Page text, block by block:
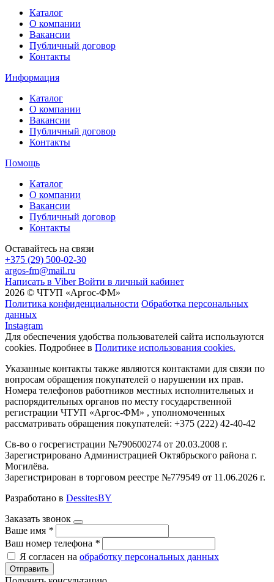
Каталог
О компании
Вакансии
Публичный договор
Контакты
Информация
Каталог
О компании
Вакансии
Публичный договор
Контакты
Помощь
Каталог
О компании
Вакансии
Публичный договор
Контакты
Оставайтесь на связи
+375 (29) 500-02-30
argos-fm@mail.ru
Написать в Viber Войти в личный кабинет
2026 © ЧТУП «Аргос-ФМ»
Политика конфиденциальности Обработка персональных
данных
Instagram
Для обеспечения удобства пользователей сайта используются
cookies. Подробнее в Политике использования cookies.
Указанные контакты также являются контактами для связи по
вопросам обращения покупателей о нарушении их прав.
Номера телефонов работников местных исполнительных и
распорядительных органов по месту государственной
регистрации ЧТУП «Аргос-ФМ» , уполномоченных
рассматривать обращения покупателей: +375 (222) 42-40-42
Св-во о госрегистрации №790600274 от 20.03.2008 г.
Зарегистрировано Администрацией Октябрьского района г.
Могилёва.
Зарегистрирован в торговом реестре №779549 от 11.06.2026 г.
Разработано в DessitesBY
Заказать звонок
Ваше имя *
Ваш номер телефона *
Я согласен на обработку персональных данных
Отправить